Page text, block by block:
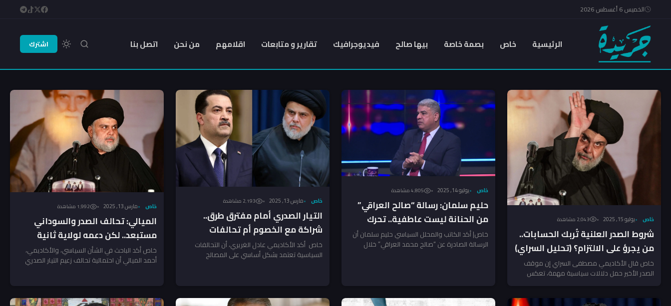
الخميس 6 أغسطس 2026
الرئيسية خاص بصمة خاصة بيها صالح فيديوجرافيك تقارير و متابعات اقلامهم من نحن اتصل بنا اشترك
خاص يوليو 15, 2025 2٬043 مشاهدة
شروط الصدر العلنية تُربك الحسابات..
من يجرؤ على الالتزام؟ (تحليل السراي)
خاص قال الأكاديمي مصطفى السراي إن موقف
الصدر الأخير حمل دلالات سياسية مهمة، تعكس
خاص يوليو 14, 2025 4٬805 مشاهدة
حليم سلمان: رسالة “صالح العراقي”
من الحنانة ليست عاطفية.. تحرك
سياسي مدروس
خاص| أكد الكاتب والمحلل السياسي حليم سلمان أن
الرسالة الصادرة عن “صالح محمد العراقي” خلال
خاص مارس 13, 2025 2٬193 مشاهدة
التيار الصدري أمام مفترق طرق..
شراكة مع الخصوم أم تحالفات
جديدة؟
خاص أكد الأكاديمي عادل الغريري، أن التحالفات
السياسية تعتمد بشكل أساسي على المصالح
خاص مارس 13, 2025 1٬992 مشاهدة
الميالي: تحالف الصدر والسوداني
مستبعد.. لكن دعمه لولاية ثانية
ممكن
خاص أكد الباحث في الشأن السياسي، والأكاديمي،
أحمد الميالي أن احتمالية تحالف زعيم التيار الصدري